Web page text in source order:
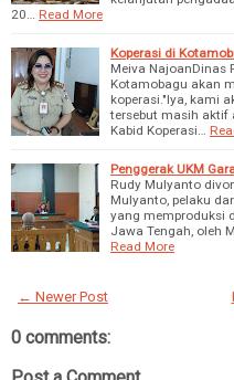
20… Read More
Koperasi di
Meiva NajoanDinas
Kotamobagu akan
koperasi."Iya, kami
tersebut masih aktif
Kabid Koperasi…
Penggerak UKM
Rudy Mulyanto
Mulyanto, pelaku
yang memproduksi
Jawa Tengah, oleh
Read More
← Newer Post
0 comments: